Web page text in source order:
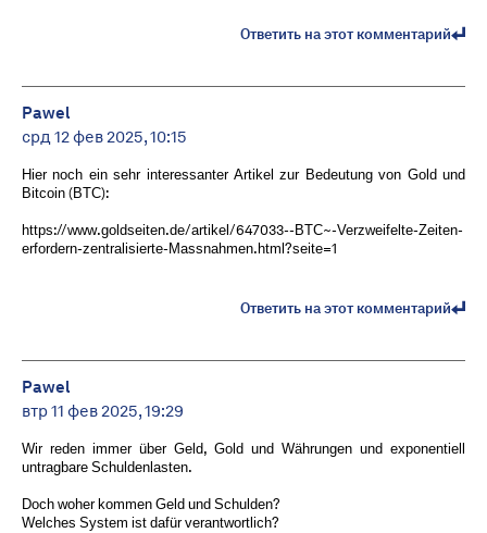
Ответить на этот комментарий
Pawel
срд 12 фев 2025, 10:15
Hier noch ein sehr interessanter Artikel zur Bedeutung von Gold und
Bitcoin (BTC):
https://www.goldseiten.de/artikel/647033--BTC~-Verzweifelte-Zeiten-
erfordern-zentralisierte-Massnahmen.html?seite=1
Ответить на этот комментарий
Pawel
втр 11 фев 2025, 19:29
Wir reden immer über Geld, Gold und Währungen und exponentiell
untragbare Schuldenlasten.
Doch woher kommen Geld und Schulden?
Welches System ist dafür verantwortlich?